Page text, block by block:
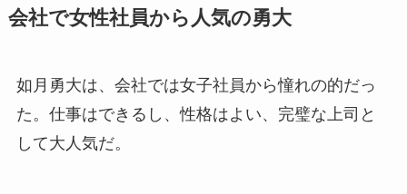
会社で女性社員から人気の勇大
如月勇大は、会社では女子社員から憧れの的だっ
た。仕事はできるし、性格はよい、完璧な上司と
して大人気だ。